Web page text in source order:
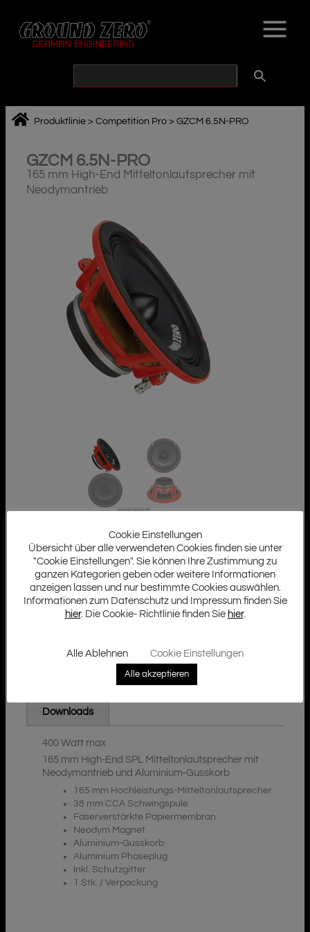
springen
Produktlinie >Competition Pro >GZCM 6.5N-PRO
GZCM 6.5N-PRO
165 mm High-End Mitteltonlautsprecher mit
Neodymantrieb
Zusätzliche Informationen
Downloads
400 Watt max
165 mm High-End SPL Mitteltonlautsprecher mit
Neodymantrieb und Aluminium-Gusskorb
165 mm Hochleistungs-Mitteltonlautsprecher
38 mm CCA Schwingspule
Faserverstärkte Papiermembran
Neodym Magnet
Aluminium-Gusskorb
Aluminium Phaseplug
Inkl. Schutzgitter
1 Stk. / Verpackung
Cookie Einstellungen
Übersicht über alle verwendeten Cookies finden sie unter
"Cookie Einstellungen". Sie können Ihre Zustimmung zu
ganzen Kategorien geben oder weitere Informationen
anzeigen lassen und nur bestimmte Cookies auswählen.
Informationen zum Datenschutz und Impressum finden Sie
hier. Die Cookie- Richtlinie finden Sie hier.
Alle Ablehnen Cookie Einstellungen
Alle akzeptieren